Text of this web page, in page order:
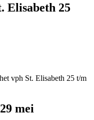
Elisabeth 25
vph St. Elisabeth 25 t/m
mei